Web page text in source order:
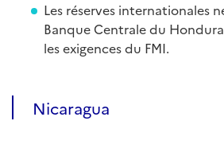
Les réserves internationales
Banque Centrale du
les exigences du FMI.
Nicaragua